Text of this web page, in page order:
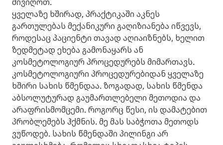
ყველაზე ხშირად, პრაქტიკაში აკნეს
გართულებას მექანიკური გაღიზიანება იწვევს,
როდესაც პაციენტი თავად აღიაიზნებს, ხელით
ზედმეტად ეხება გამონაყარს ან
კოსმეტოლოგიურ პროცედურებს მიმართავს.
კოსმეტოლოგიური პროცედურებიდან ყველაზე
ხშირი სახის წმენდაა. ზოგადად, სახის წმენდა
აბსოლუტურად გაუმართლებელი მეთოდია და
არაფრისმომცემი. როგორც წესი, ის დამატებით
პრობლემებს ჰქმნის. მე მას საბჭოთა მეთოდს
ვუწოდებ. სახის წმენდაში პილინგი არ